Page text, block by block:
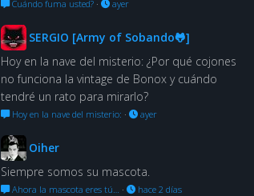
Cuándo fuma usted? · ayer
SERGIO [Army of Sobando🐸]
Hoy en la nave del misterio: ¿Por qué cojones
no funciona la vintage de Bonox y cuándo
tendré un rato para mirarlo?
Hoy en la nave del misterio: · ayer
Oiher
Siempre somos su mascota.
Ahora la mascota eres tú… · hace 2 días